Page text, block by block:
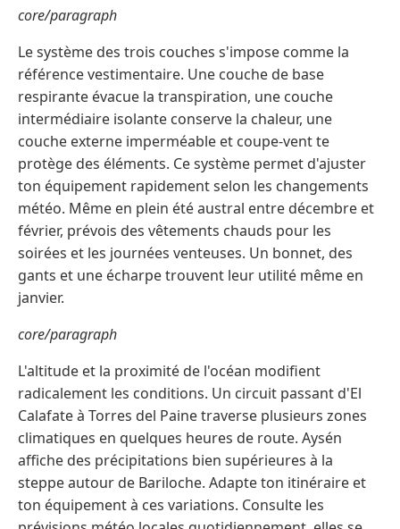
core/paragraph
Le système des trois couches s'impose comme la
référence vestimentaire. Une couche de base
respirante évacue la transpiration, une couche
intermédiaire isolante conserve la chaleur, une
couche externe imperméable et coupe-vent te
protège des éléments. Ce système permet d'ajuster
ton équipement rapidement selon les changements
météo. Même en plein été austral entre décembre et
février, prévois des vêtements chauds pour les
soirées et les journées venteuses. Un bonnet, des
gants et une écharpe trouvent leur utilité même en
janvier.
core/paragraph
L'altitude et la proximité de l'océan modifient
radicalement les conditions. Un circuit passant d'El
Calafate à Torres del Paine traverse plusieurs zones
climatiques en quelques heures de route. Aysén
affiche des précipitations bien supérieures à la
steppe autour de Bariloche. Adapte ton itinéraire et
ton équipement à ces variations. Consulte les